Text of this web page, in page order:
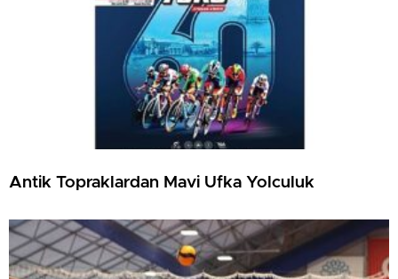
Antik Topraklardan Mavi Ufka Yolculuk